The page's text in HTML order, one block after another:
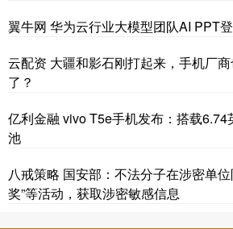
翼牛网 华为云行业大模型团队AI PPT
云配资 大疆和影石刚打起来，手机厂
了？
亿利金融 vivo T5e手机发布：搭载
池
八戒策略 国安部：不法分子在涉密单
奖”等活动，获取涉密敏感信息